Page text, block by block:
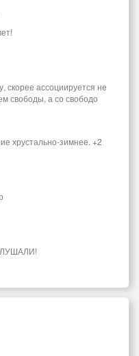
скорее ассоциируется не
свободы, а со свободо
хрустально-зимнее. +2